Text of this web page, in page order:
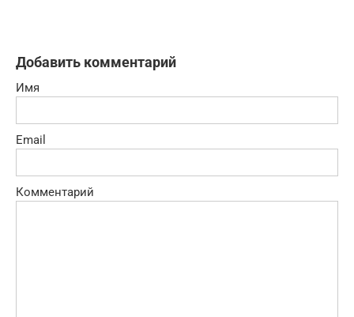
Добавить комментарий
Имя
Email
Комментарий